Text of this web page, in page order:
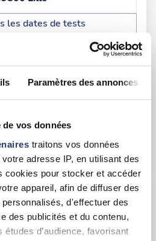
Paramètres des annonces
vos données
traitons vos données
adresse IP, en utilisant des
cookies pour stocker et accéder
appareil, afin de diffuser des
d'effectuer des
des publicités et du contenu,
d’audience, favorisant
les dates de tests
lun. 10 août
59000 Lille
les dates de tests
dès le jeu. 20 août